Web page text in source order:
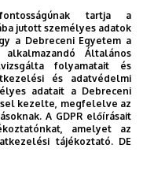
tartja a
jutott személyes adatok
a Debreceni Egyetem a
Általános
folyamatait és
és adatvédelmi
adatait a Debreceni
kezelte, megfelelve az
A GDPR előírásait
amelyet az
tájékoztató. DE